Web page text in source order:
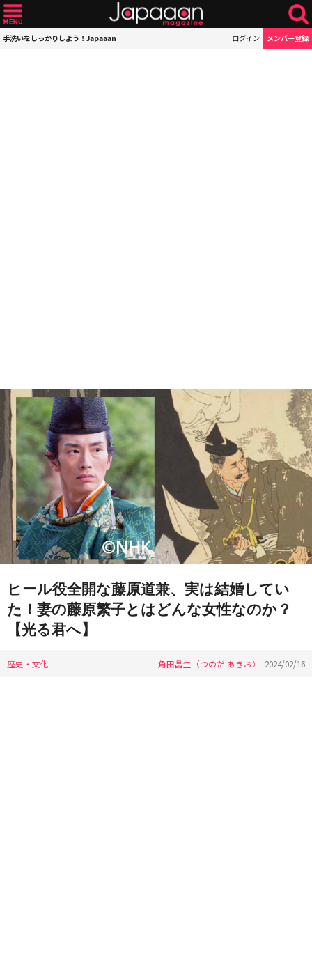
手洗いをしっかりしよう！Japaaan ログイン メンバー登録
ヒール役全開な藤原道兼、実は結婚してい
た！妻の藤原繁子とはどんな女性なのか？
【光る君へ】
歴史・文化 角田晶生（つのだ あきお） 2024/02/16